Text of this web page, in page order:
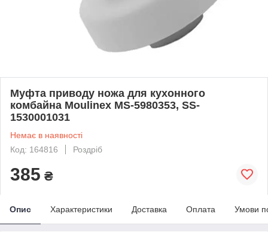
Муфта приводу ножа для кухонного
комбайна Moulinex MS-5980353, SS-
1530001031
Немає в наявності
Код: 164816
Роздріб
385 ₴
Опис Характеристики Доставка Оплата Умови